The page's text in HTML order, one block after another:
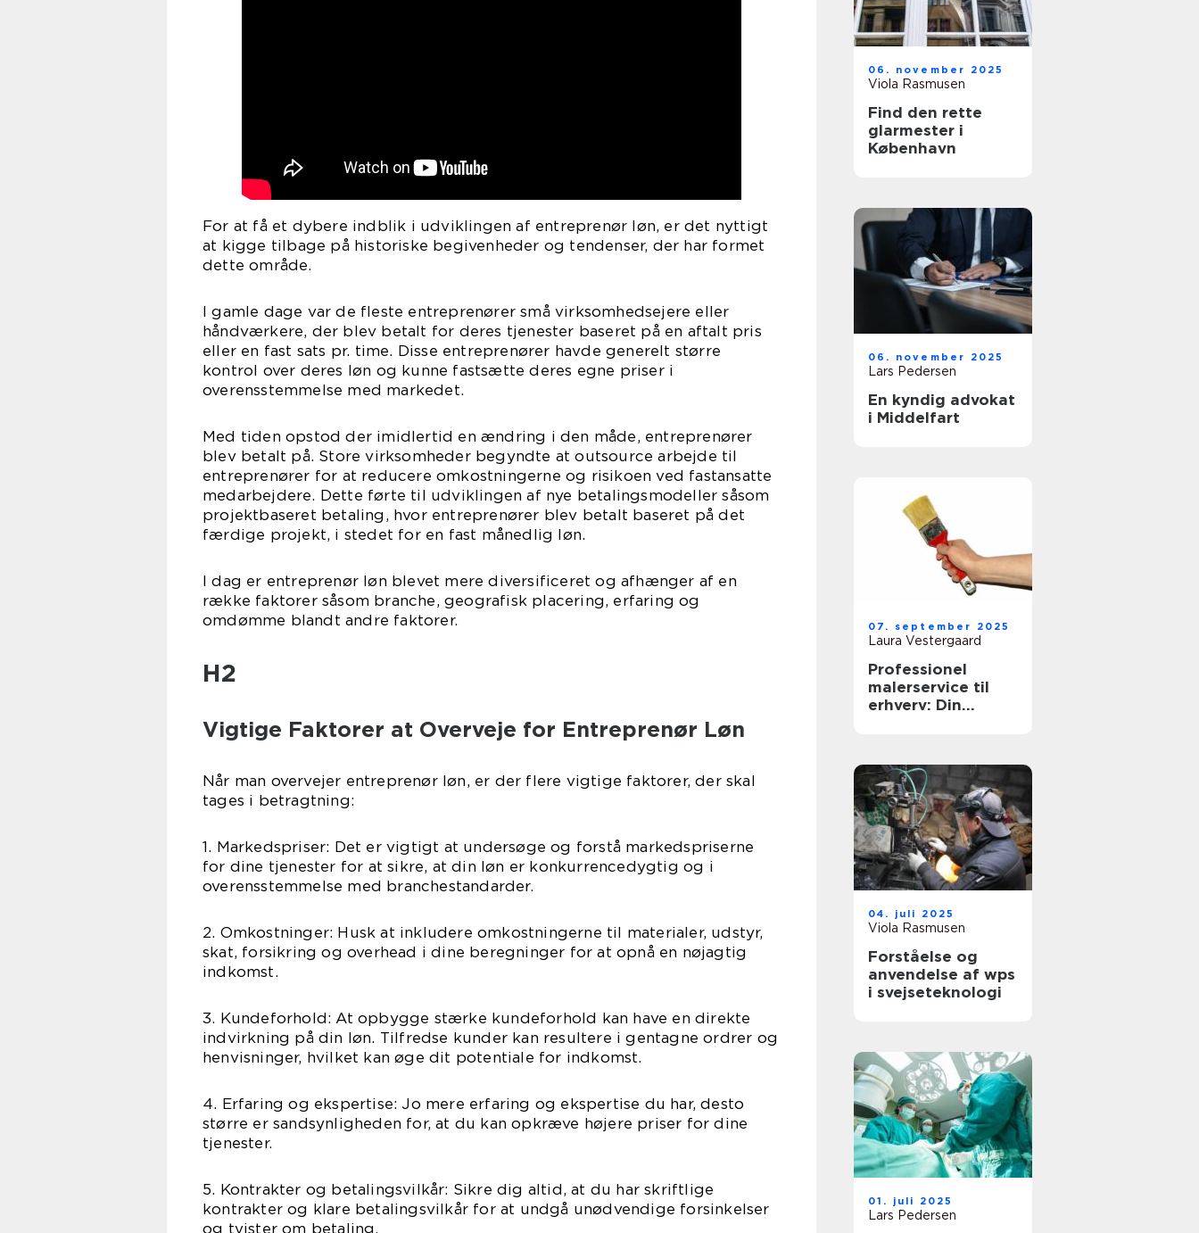
For at få et dybere indblik i udviklingen af entreprenør løn, er det nyttigt
at kigge tilbage på historiske begivenheder og tendenser, der har formet
dette område.
I gamle dage var de fleste entreprenører små virksomhedsejere eller
håndværkere, der blev betalt for deres tjenester baseret på en aftalt pris
eller en fast sats pr. time. Disse entreprenører havde generelt større
kontrol over deres løn og kunne fastsætte deres egne priser i
overensstemmelse med markedet.
Med tiden opstod der imidlertid en ændring i den måde, entreprenører
blev betalt på. Store virksomheder begyndte at outsource arbejde til
entreprenører for at reducere omkostningerne og risikoen ved fastansatte
medarbejdere. Dette førte til udviklingen af nye betalingsmodeller såsom
projektbaseret betaling, hvor entreprenører blev betalt baseret på det
færdige projekt, i stedet for en fast månedlig løn.
I dag er entreprenør løn blevet mere diversificeret og afhænger af en
række faktorer såsom branche, geografisk placering, erfaring og
omdømme blandt andre faktorer.
H2
Vigtige Faktorer at Overveje for Entreprenør Løn
Når man overvejer entreprenør løn, er der flere vigtige faktorer, der skal
tages i betragtning:
1. Markedspriser: Det er vigtigt at undersøge og forstå markedspriserne
for dine tjenester for at sikre, at din løn er konkurrencedygtig og i
overensstemmelse med branchestandarder.
2. Omkostninger: Husk at inkludere omkostningerne til materialer, udstyr,
skat, forsikring og overhead i dine beregninger for at opnå en nøjagtig
indkomst.
3. Kundeforhold: At opbygge stærke kundeforhold kan have en direkte
indvirkning på din løn. Tilfredse kunder kan resultere i gentagne ordrer og
henvisninger, hvilket kan øge dit potentiale for indkomst.
4. Erfaring og ekspertise: Jo mere erfaring og ekspertise du har, desto
større er sandsynligheden for, at du kan opkræve højere priser for dine
tjenester.
5. Kontrakter og betalingsvilkår: Sikre dig altid, at du har skriftlige
kontrakter og klare betalingsvilkår for at undgå unødvendige forsinkelser
og tvister om betaling.
06. november 2025
Viola Rasmusen
Find den rette
glarmester i
København
06. november 2025
Lars Pedersen
En kyndig advokat
i Middelfart
07. september 2025
Laura Vestergaard
Professionel
malerservice til
erhverv: Din
04. juli 2025
Viola Rasmusen
Forståelse og
anvendelse af wps
i svejseteknologi
01. juli 2025
Lars Pedersen